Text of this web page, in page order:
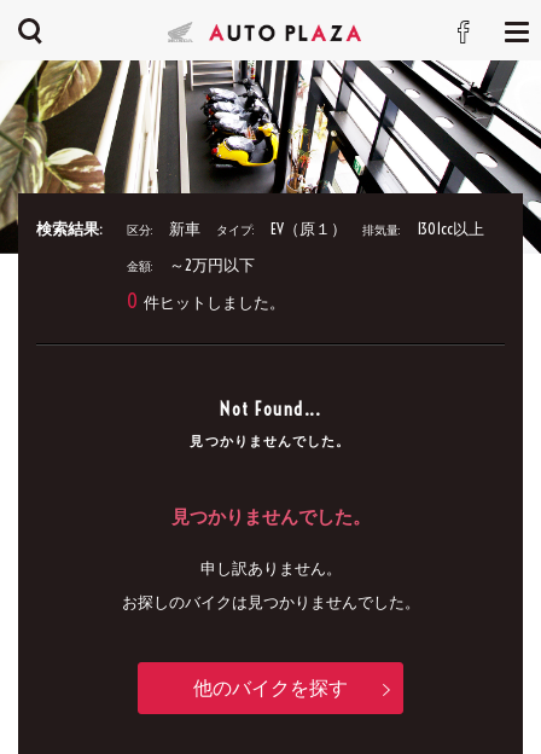
検索結果: 区分: 新車 タイプ: EV（原１） 排気量: 1301cc以上
金額: ～2万円以下
0 件ヒットしました。
Not Found...
見つかりませんでした。
見つかりませんでした。
申し訳ありません。
お探しのバイクは見つかりませんでした。
他のバイクを探す